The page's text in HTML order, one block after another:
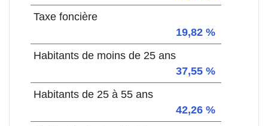
Taxe foncière
19,82 %
Habitants de moins de 25 ans
37,55 %
Habitants de 25 à 55 ans
42,26 %